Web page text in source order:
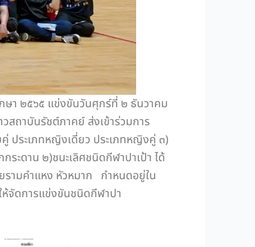
ษา ๒๕๖๕ แข่งขันวันศุกร์ที่ ๒ ธันวาคม
สถาบันรัชต์ภาคย์ ส่งเข้าร่วมการ
ประเภทหญิงเดี่ยว ประเภทหญิงคู่ ๓)
ะดาน ๒)ชนะเลิศชนิดกีฬาปาเป้า ได้
รามคำแหง หัวหมาก กำหนดอยู่ใน
จัดการแข่งขันชนิดกีฬาปา